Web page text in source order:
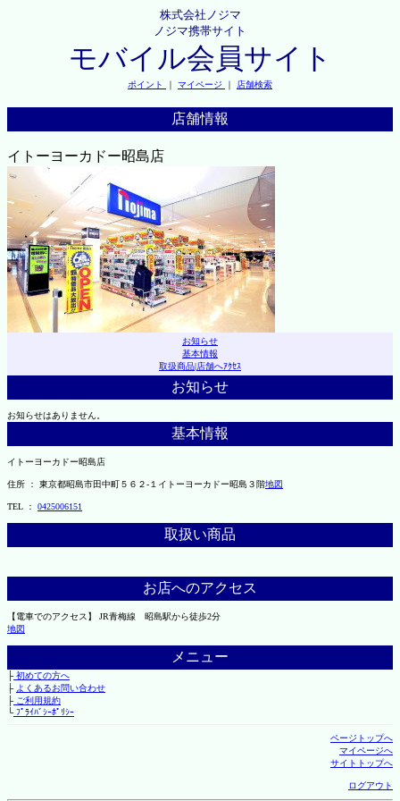
株式会社ノジマ
ノジマ携帯サイト
モバイル会員サイト
ポイント ｜ マイページ ｜ 店舗検索
店舗情報
イトーヨーカドー昭島店
お知らせ
基本情報
取扱商品|店舗へｱｸｾｽ
お知らせ
お知らせはありません。
基本情報
イトーヨーカドー昭島店
住所 ： 東京都昭島市田中町５６２-１イトーヨーカドー昭島３階地図
TEL ： 0425006151
取扱い商品
お店へのアクセス
【電車でのアクセス】 JR青梅線 昭島駅から徒歩2分
地図
メニュー
├初めての方へ
├ よくあるお問い合わせ
├ご利用規約
└ﾌﾟﾗｲﾊﾞｼｰﾎﾟﾘｼｰ
ページトップへ
マイページへ
サイトトップへ
ログアウト